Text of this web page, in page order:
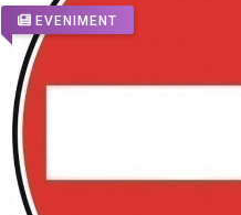
EVENIMENT